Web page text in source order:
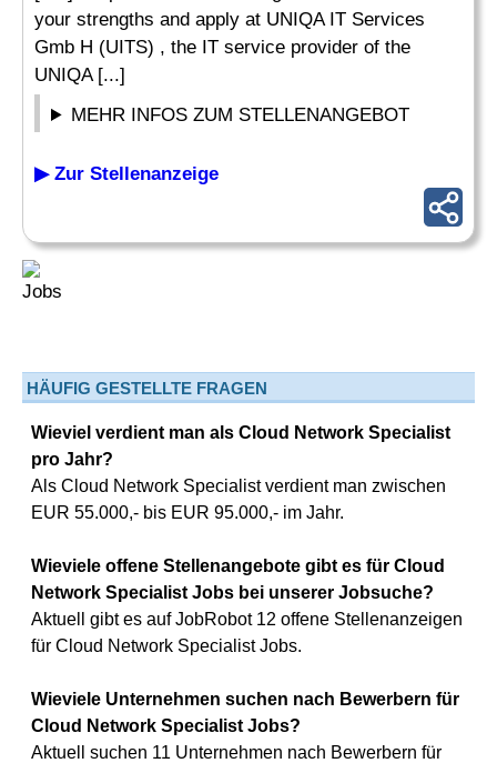
your strengths and apply at UNIQA IT Services
Gmb H (UITS) , the IT service provider of the
UNIQA [...]
MEHR INFOS ZUM STELLENANGEBOT
▶ Zur Stellenanzeige
HÄUFIG GESTELLTE FRAGEN
Wieviel verdient man als Cloud Network Specialist
pro Jahr?
Als Cloud Network Specialist verdient man zwischen
EUR 55.000,- bis EUR 95.000,- im Jahr.
Wieviele offene Stellenangebote gibt es für Cloud
Network Specialist Jobs bei unserer Jobsuche?
Aktuell gibt es auf JobRobot 12 offene Stellenanzeigen
für Cloud Network Specialist Jobs.
Wieviele Unternehmen suchen nach Bewerbern für
Cloud Network Specialist Jobs?
Aktuell suchen 11 Unternehmen nach Bewerbern für